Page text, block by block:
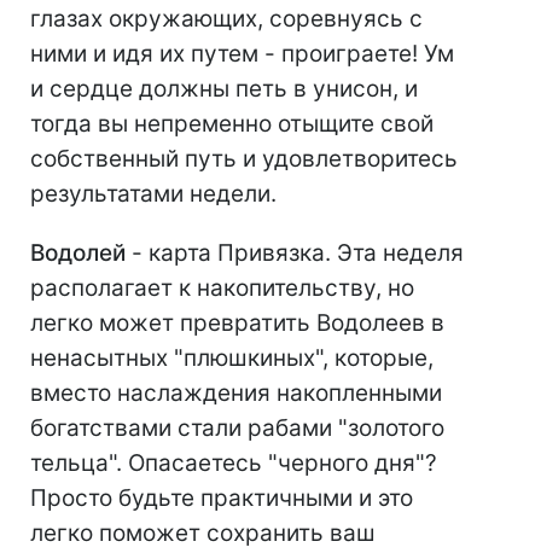
глазах окружающих, соревнуясь с
ними и идя их путем - проиграете! Ум
и сердце должны петь в унисон, и
тогда вы непременно отыщите свой
собственный путь и удовлетворитесь
результатами недели.
Водолей - карта Привязка. Эта неделя
располагает к накопительству, но
легко может превратить Водолеев в
ненасытных "плюшкиных", которые,
вместо наслаждения накопленными
богатствами стали рабами "золотого
тельца". Опасаетесь "черного дня"?
Просто будьте практичными и это
легко поможет сохранить ваш